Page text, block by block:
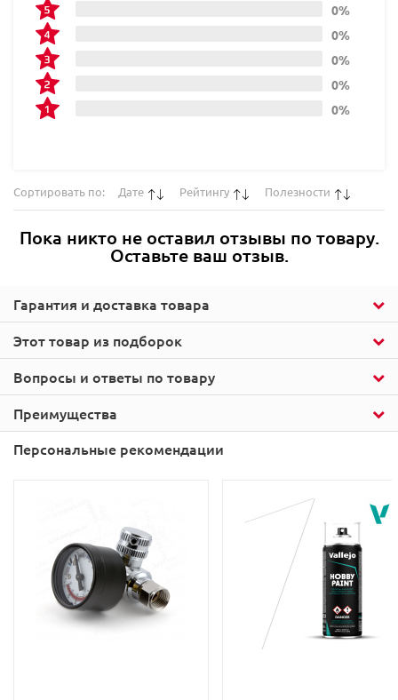
Этот товар из подборок
Гарантия и доставка товара
0%
0%
0%
0%
0%
Сортировать по: Дате Рейтингу Полезности
Пока никто не оставил отзывы по товару.
Оставьте ваш отзыв.
Вопросы и ответы по товару
Преимущества
Персональные рекомендации